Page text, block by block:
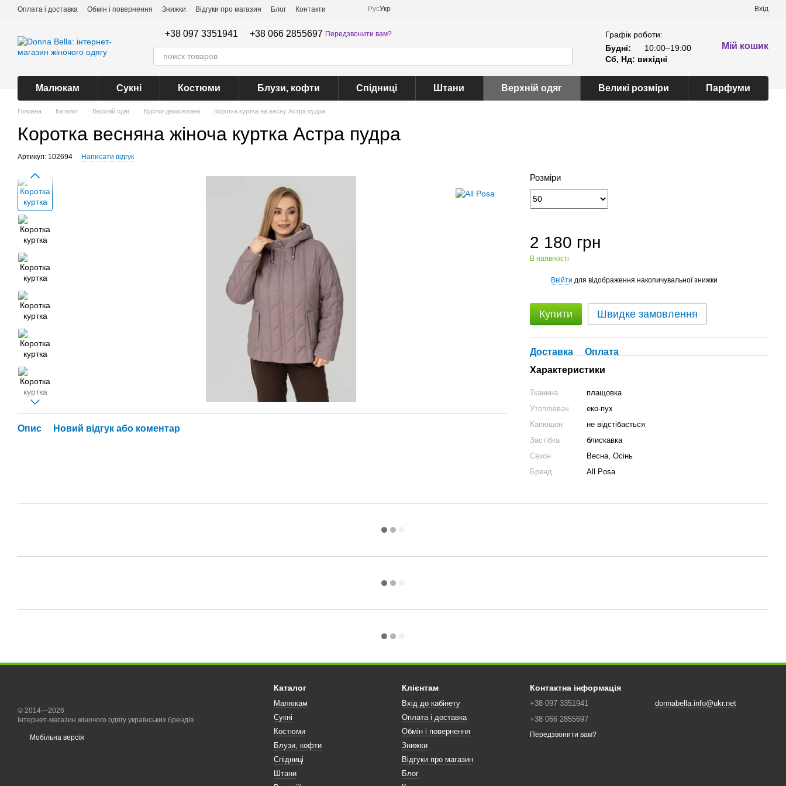
Перейти до основного контенту
Оплата і доставка Обмін і повернення Знижки Відгуки про магазин Блог Контакти РусУкр Вхід
+38 097 3351941 +38 066 2855697 Передзвонити вам?
Графік роботи:
Будні:
10:00–19:00
Сб, Нд: вихідні
Мій кошик
Малюкам Сукні Костюми Блузи, кофти Спідниці Штани Верхній одяг Великі розміри Парфуми
Головна Каталог Верхній одяг Куртки демісезонні Коротка куртка на весну Астра пудра
Коротка весняна жіноча куртка Астра пудра
Артикул: 102694 Написати відгук
Опис Новий відгук або коментар
Розміри
2 180 грн
В наявності
Ввійти для відображення накопичувальної знижки
Купити Швидке замовлення
Доставка
Оплата
Характеристики
Тканина
плащовка
Утеплювач
еко-пух
Капюшон
не відстібається
Застібка
блискавка
Сезон
Весна, Осінь
Бренд
All Posa
© 2014—2026
Інтернет-магазин жіночого одягу українських брендів
Мобільна версія
Каталог
Малюкам
Сукні
Костюми
Блузи, кофти
Спідниці
Штани
Клієнтам
Вхід до кабінету
Оплата і доставка
Обмін і повернення
Знижки
Відгуки про магазин
Блог
Контактна інформація
+38 097 3351941
+38 066 2855697
Передзвонити вам?
donnabella.info@ukr.net